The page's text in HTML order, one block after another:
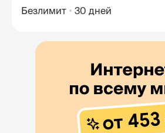
Безлимит 30 дней